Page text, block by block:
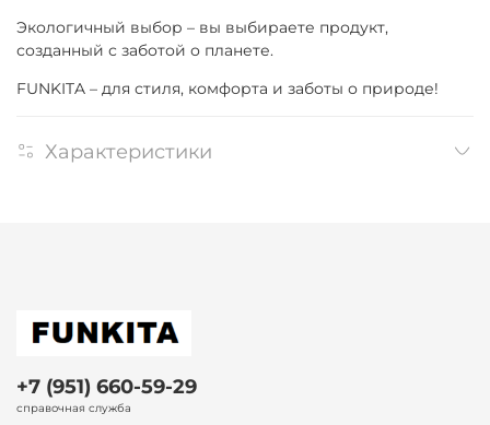
Экологичный выбор – вы выбираете продукт,
созданный с заботой о планете.
FUNKITA – для стиля, комфорта и заботы о природе!
Характеристики
+7 (951) 660-59-29
справочная служба